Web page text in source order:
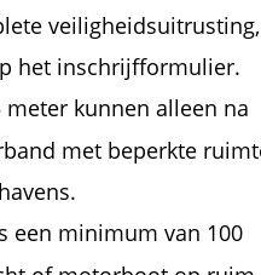
het inschrijfformulier.
meter kunnen alleen na
met beperkte
een minimum van 100